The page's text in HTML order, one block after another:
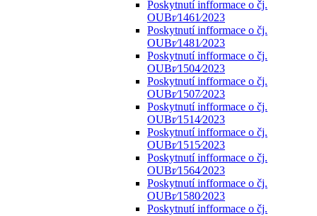
Poskytnutí infformace o čj.
OUBr⁄1461⁄2023
Poskytnutí infformace o čj.
OUBr⁄1481⁄2023
Poskytnutí infformace o čj.
OUBr⁄1504⁄2023
Poskytnutí infformace o čj.
OUBr⁄1507⁄2023
Poskytnutí infformace o čj.
OUBr⁄1514⁄2023
Poskytnutí infformace o čj.
OUBr⁄1515⁄2023
Poskytnutí infformace o čj.
OUBr⁄1564⁄2023
Poskytnutí infformace o čj.
OUBr⁄1580⁄2023
Poskytnutí infformace o čj.